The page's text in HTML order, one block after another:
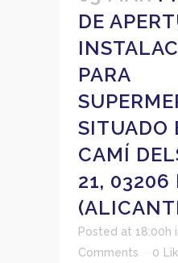
DE
PARA
SITUADO
CAMÍ
21, 03206
Posted at 18:00h
Comments
0